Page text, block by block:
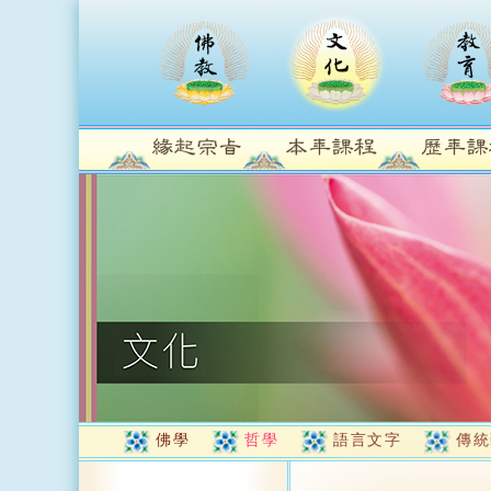
佛學 哲學 語言文字 傳